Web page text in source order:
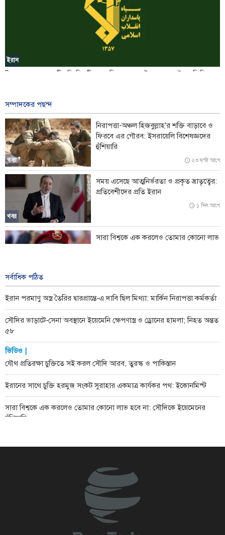
ইরান
ট্রাম্পের পরাজয়ের স্বীকৃতি বিপ্লবী সাংবাদিকদের প্রচেষ্টার ফল: আইআরজিসি
ইসরায়েলের বিরুদ্ধে মুসলিম দেশগুলোর ঐক্য জরুরি: পাকিস্তান
শহীদ সাংবাদিকেরা আমাদের আলোকবর্তিকা: সাংবাদিক দিবসে নওরোজি
আমাদের যোদ্ধারা বিশ্বকে হতবাক করে করে দিয়েছে: ইরানের প্রেসিডেন্ট
মার্কিন সেনাপ্রধান যুদ্ধ থেকে বেরিয়ে আসার পথ খুঁজছেন: সিএনএন
সম্পাদকের পছন্দ
খবর
নিরাপত্তা-অঞ্চল হিজবুল্লাহ'র শক্তি বাড়াবে ও
ফিরবে এর গৌরব: ইসরায়েলি বিশেষজ্ঞদের
হুঁশিয়ারি
২৩ ঘন্টা আগে
খবর
সময় এসেছে আত্মনির্ভরতা ও প্রকৃত ভ্রাতৃত্বের:
প্রতিবেশীদের প্রতি ইরান
১ দিন আগে
খবর
সারা বিশ্বকে এক করলেও তোমার কোনো লাভ
সর্বাধিক পঠিত
ইরান পরমাণু অস্ত্র তৈরির দ্বারপ্রান্তে-এ দাবি ছিল মিথ্যা: মার্কিন নিরাপত্তা কর্মকর্তা
সৌদির ভাড়াটে-সেনা অবস্থানে ইয়েমেনি ক্ষেপণাস্ত্র ও ড্রোনের হামলা; নিহত অন্তত
৫৮
ভিডিও |
যৌথ প্রতিরক্ষা চুক্তিতে সই করল সৌদি আরব, তুরস্ক ও পাকিস্তান
ইরানের সাথে চুক্তি হরমুজ সংকট সুরাহার একমাত্র কার্যকর পথ: ইকোনমিস্ট
সারা বিশ্বকে এক করলেও তোমার কোনো লাভ হবে না: সৌদিকে ইয়েমেনের
হুঁশিয়ারি
আমেরিকাকে বিপর্যয়কর যুদ্ধে জড়িয়েছেন দুর্নীতিগ্রস্ত ট্রাম্প: স্যান্ডার্স
আমাদের যোদ্ধারা বিশ্বকে হতবাক করে করে দিয়েছে: ইরানের প্রেসিডেন্ট